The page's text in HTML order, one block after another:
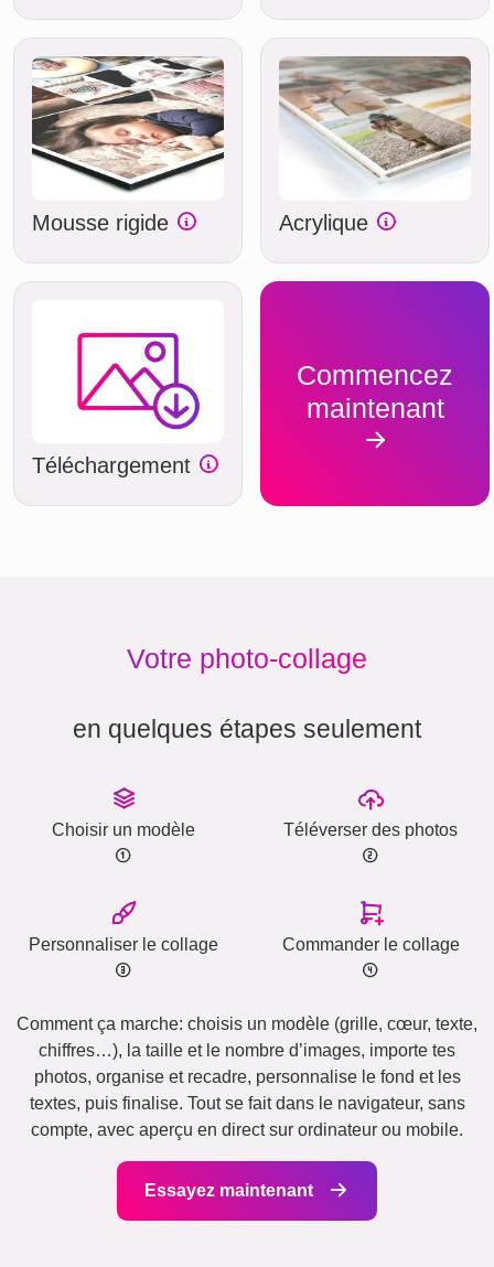
Mousse rigide Acrylique
Téléchargement
Commencez
maintenant
Votre photo-collage
en quelques étapes seulement
Choisir un modèle Téléverser des photos
Personnaliser le collage Commander le collage
Comment ça marche: choisis un modèle (grille, cœur, texte,
chiffres…), la taille et le nombre d’images, importe tes
photos, organise et recadre, personnalise le fond et les
textes, puis finalise. Tout se fait dans le navigateur, sans
compte, avec aperçu en direct sur ordinateur ou mobile.
Essayez maintenant